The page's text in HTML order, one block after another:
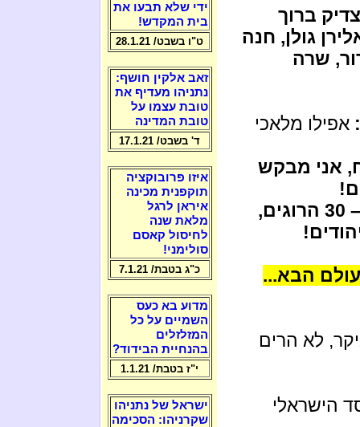
ברוך
גולן, חנה
שרה
אפילו מלאכי
אני מבקש
ברוך גולדשטיין יחסל ערבים, לא רק 29 – 30 הרוגים,
הבא...
לא הרים
הישראלי
ידי שלא תבעו את
בית המקדש!
ט"ו בשבט/ 28.1.21
זאב אלקין חושף:
נתניהו מעדיף את
טובת עצמו על
טובת המדינה
ד' בשבט/ 17.1.21
איזו פרובוקציה
תוקפנית מכינה
איראן לרגל
מלאת שנה
לחיסול קאסם
סולימני!
כ"ג בטבת/ 7.1.21
מדוע בא כעס
השמיים על כל
המזלזלים
בהנחיית הבידוד?
י"ז בטבת/ 1.1.21
ישראל של נתניהו
שקרניהו: הסכימה